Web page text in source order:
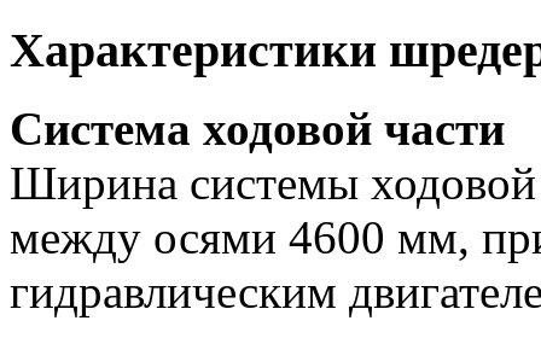
Характеристики
Система ходовой части
Ширина системы
между осями 4600 мм,
гидравлическим